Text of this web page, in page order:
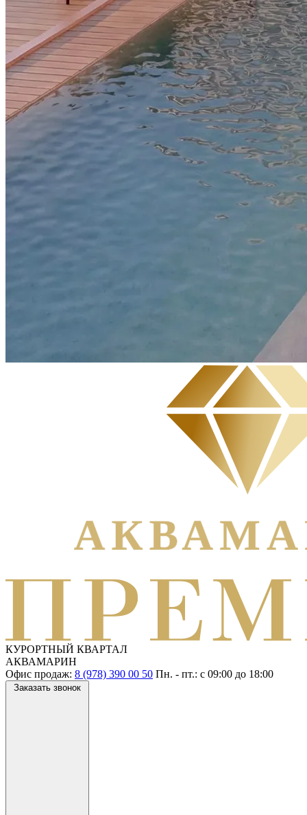
КУРОРТНЫЙ КВАРТАЛ
АКВАМАРИН
Офис продаж: 8 (978) 390 00 50 Пн. - пт.: с 09:00 до 18:00
Заказать звонок